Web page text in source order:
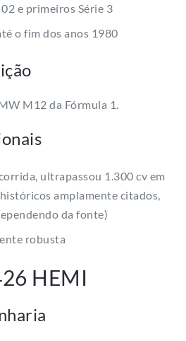
e primeiros Série 3
o fim dos anos 1980
M12 da Fórmula 1.
ultrapassou 1.300 cv em
amplamente citados,
da fonte)
robusta
HEMI